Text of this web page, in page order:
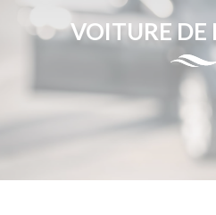
VOITURE DE